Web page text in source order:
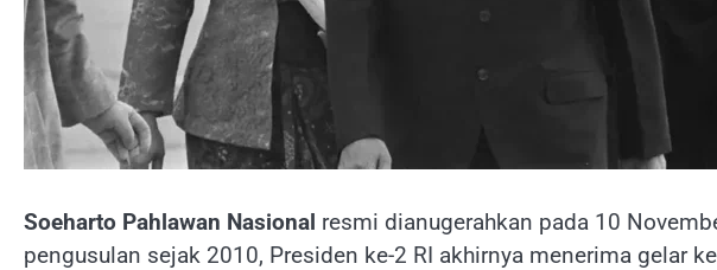
Soeharto Pahlawan Nasional resmi dianugerahkan pada 10
pengusulan sejak 2010, Presiden ke-2 RI akhirnya menerima gelar